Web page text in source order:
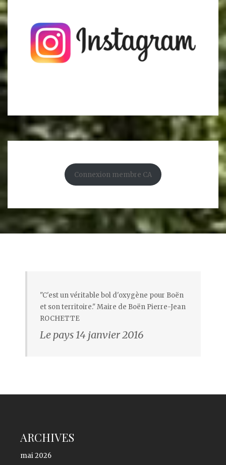
Connexion membre CA
"C'est un véritable bol d'oxygène pour Boën
et son territoire." Maire de Boën Pierre-Jean
ROCHETTE
Le pays 14 janvier 2016
ARCHIVES
mai 2026